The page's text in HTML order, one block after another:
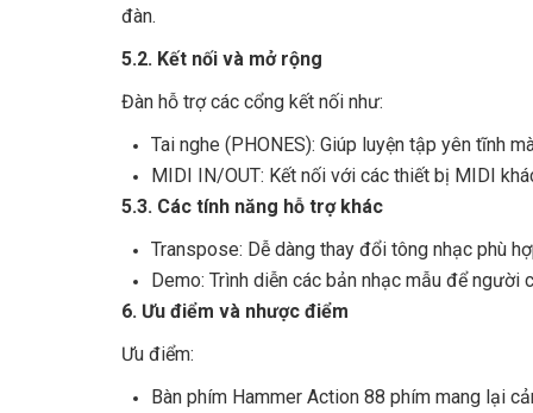
đàn.
5.2. Kết nối và mở rộng
Đàn hỗ trợ các cổng kết nối như:
Tai nghe (PHONES): Giúp luyện tập yên tĩnh
MIDI IN/OUT: Kết nối với các thiết bị MIDI
5.3. Các tính năng hỗ trợ khác
Transpose: Dễ dàng thay đổi tông nhạc phù
Demo: Trình diễn các bản nhạc mẫu để người
6. Ưu điểm và nhược điểm
Ưu điểm:
Bàn phím Hammer Action 88 phím mang lại